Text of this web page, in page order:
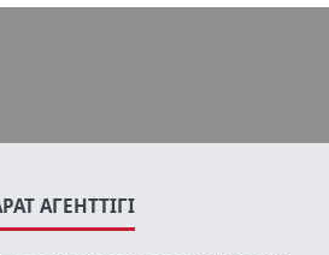
АГЕНТТІГІ